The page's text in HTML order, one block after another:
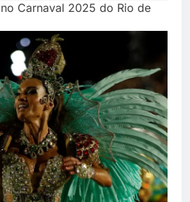
Carnaval 2025 do Rio de